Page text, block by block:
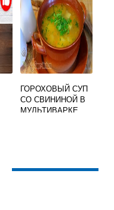
ГОРОХОВЫЙ СУП
СО СВИНИНОЙ В
МУЛЬТИВАРКЕ